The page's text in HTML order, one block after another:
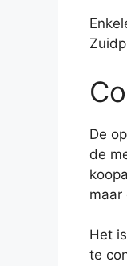
De
de
maar
Het
te